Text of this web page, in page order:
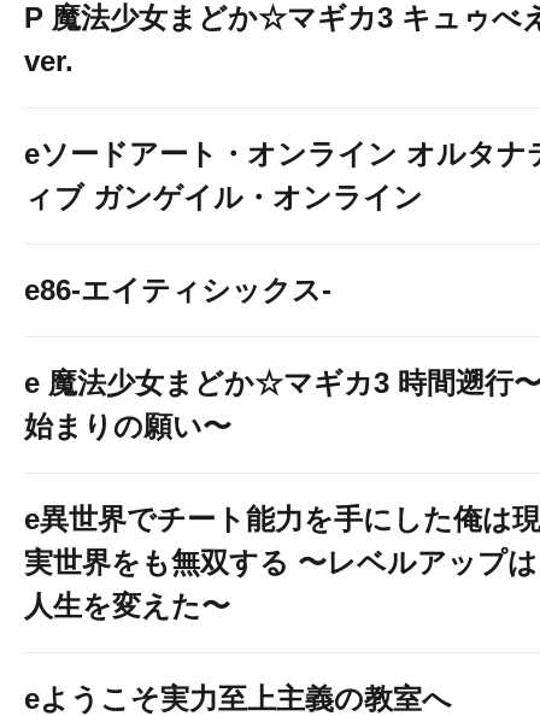
P 魔法少女まどか☆マギカ3 キュゥべ
ver.
eソードアート・オンライン オルタナ
ィブ ガンゲイル・オンライン
e86-エイティシックス-
e 魔法少女まどか☆マギカ3 時間遡行
始まりの願い〜
e異世界でチート能力を手にした俺は現
実世界をも無双する 〜レベルアップは
人生を変えた〜
eようこそ実力至上主義の教室へ